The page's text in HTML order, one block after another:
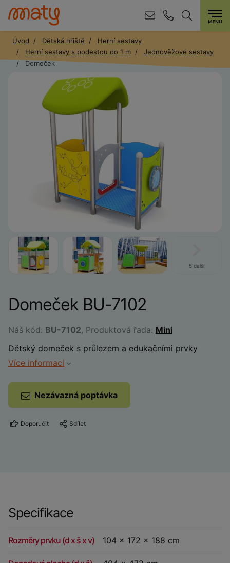
Úvod Dětská hřiště
Herní sestavy
Herní sestavy s podestou do 1 m
Jednověžové sestavy
Domeček
5 další
Domeček BU-7102
Náš kód: BU-7102, Produktová řada: Mini
Dětský domeček s průlezem a edukačními prvky
Více informací
Nezávazná poptávka
Doporučit Sdílet
Specifikace
Rozměry prvku (d x š x v) 104 x 172 x 188 cm